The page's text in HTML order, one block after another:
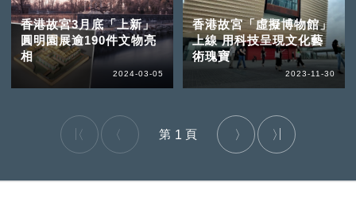
香港故宮3月底「上新」
圓明園展逾190件文物亮
相
2024-03-05
香港故宮「虛擬博物館」
上線 用科技呈現文化藝
術瑰寶
2023-11-30
1